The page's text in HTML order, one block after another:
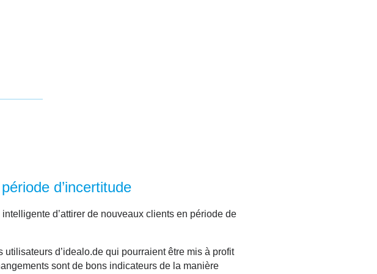
d’incertitude
d’attirer de nouveaux clients en période de
d’idealo.de qui pourraient être mis à profit
sont de bons indicateurs de la manière